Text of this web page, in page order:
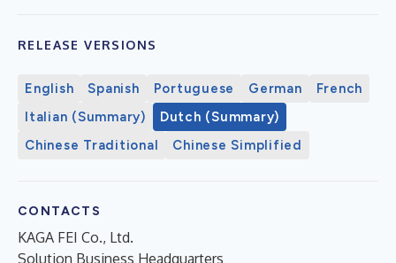
RELEASE VERSIONS
English Spanish Portuguese German
French
Italian (Summary)
Dutch (Summary)
Chinese Traditional
Chinese Simplified
CONTACTS
KAGA FEI Co., Ltd.
Solution Business Headquarters